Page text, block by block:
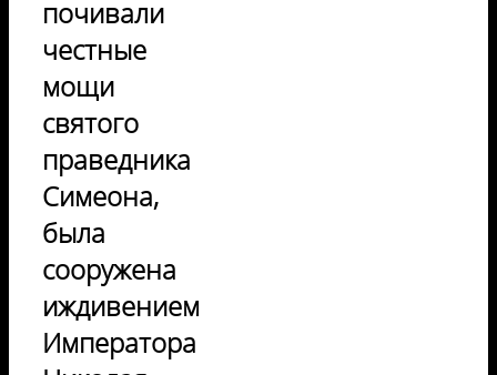
почивали
честные
мощи
святого
праведника
Симеона,
была
сооружена
иждивением
Императора